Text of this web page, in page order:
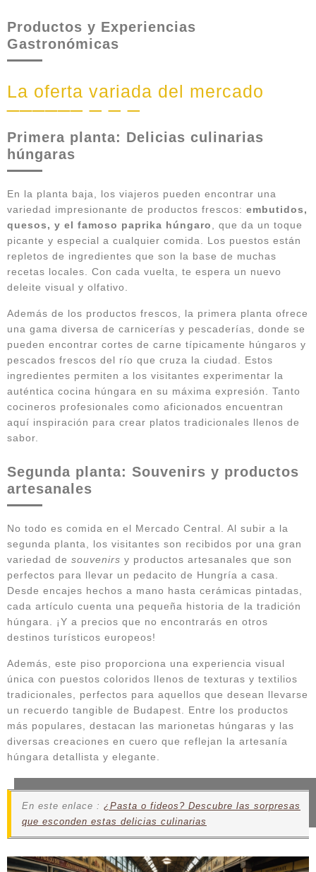
Productos y Experiencias
Gastronómicas
La oferta variada del mercado
Primera planta: Delicias culinarias
húngaras
En la planta baja, los viajeros pueden encontrar una
variedad impresionante de productos frescos: embutidos,
quesos, y el famoso paprika húngaro
, que da un toque
picante y especial a cualquier comida. Los puestos están
repletos de ingredientes que son la base de muchas
recetas locales. Con cada vuelta, te espera un nuevo
deleite visual y olfativo.
Además de los productos frescos, la primera planta ofrece
una gama diversa de carnicerías y pescaderías, donde se
pueden encontrar cortes de carne típicamente húngaros y
pescados frescos del río que cruza la ciudad. Estos
ingredientes permiten a los visitantes experimentar la
auténtica cocina húngara en su máxima expresión. Tanto
cocineros profesionales como aficionados encuentran
aquí inspiración para crear platos tradicionales llenos de
sabor.
Segunda planta: Souvenirs y productos
artesanales
No todo es comida en el Mercado Central. Al subir a la
segunda planta, los visitantes son recibidos por una gran
variedad de souvenirs y productos artesanales que son
perfectos para llevar un pedacito de Hungría a casa.
Desde encajes hechos a mano hasta cerámicas pintadas,
cada artículo cuenta una pequeña historia de la tradición
húngara. ¡Y a precios que no encontrarás en otros
destinos turísticos europeos!
Además, este piso proporciona una experiencia visual
única con puestos coloridos llenos de texturas y textilios
tradicionales, perfectos para aquellos que desean llevarse
un recuerdo tangible de Budapest. Entre los productos
más populares, destacan las marionetas húngaras y las
diversas creaciones en cuero que reflejan la artesanía
húngara detallista y elegante.
En este enlace : ¿Pasta o fideos? Descubre las sorpresas
que esconden estas delicias culinarias